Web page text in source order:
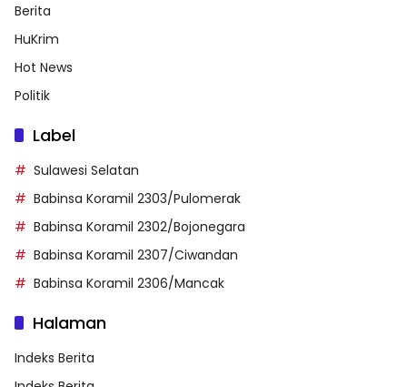
Berita
HuKrim
Hot News
Politik
Label
Sulawesi Selatan
Babinsa Koramil 2303/Pulomerak
Babinsa Koramil 2302/Bojonegara
Babinsa Koramil 2307/Ciwandan
Babinsa Koramil 2306/Mancak
Halaman
Indeks Berita